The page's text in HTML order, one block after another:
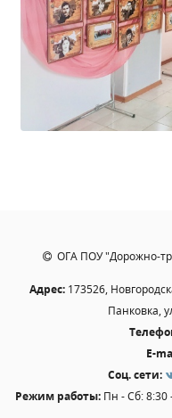
Документы
Образование
Образовательные
Руководство
Педагогический
оснащенность
Финансово-
Вакантные места
Международное
Организация
УЧЕБНАЯ РАБОТА
ОГА ПОУ "Дорожно-
Адрес: 173526,
Панковка,
E-
Соц. сети:
Режим работы: Пн - Сб: 8:30